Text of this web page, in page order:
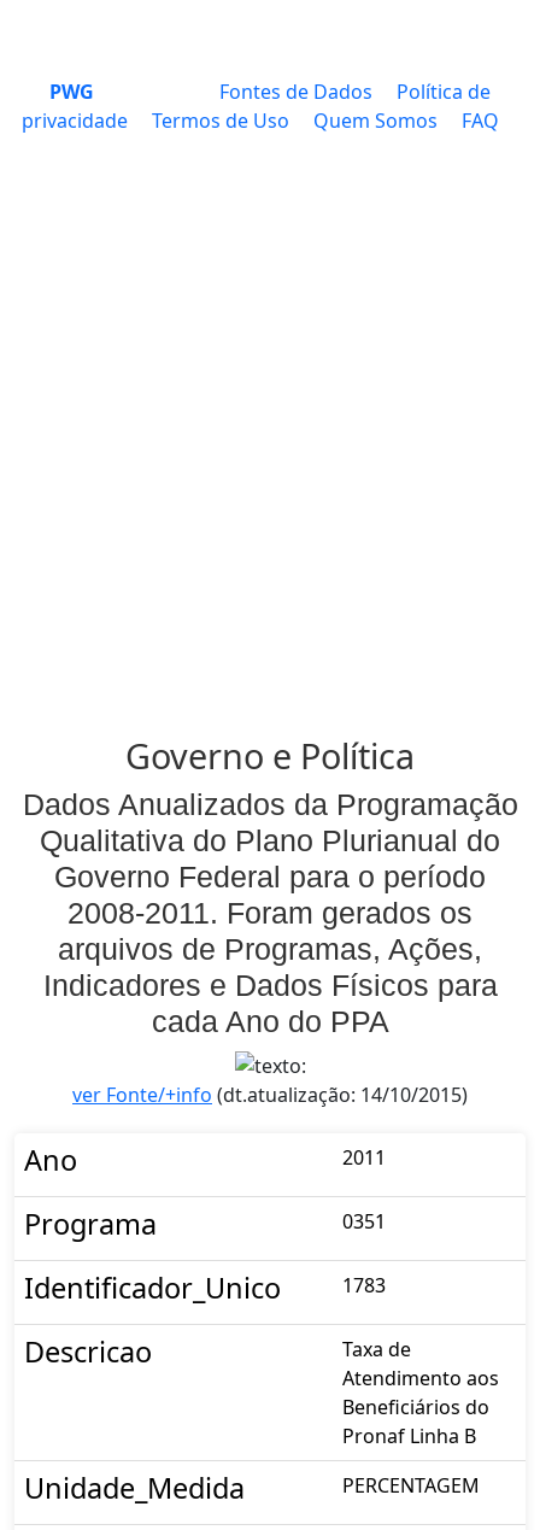
PWG Fontes de Dados
Política de
privacidade
Termos de Uso Quem Somos FAQ
Governo e Política
Dados Anualizados da Programação
Qualitativa do Plano Plurianual do
Governo Federal para o período
2008-2011. Foram gerados os
arquivos de Programas, Ações,
Indicadores e Dados Físicos para
cada Ano do PPA
ver Fonte/+info (dt.atualização: 14/10/2015)
Ano 2011
Programa 0351
Identificador_Unico 1783
Descricao
Taxa de
Atendimento aos
Beneficiários do
Pronaf Linha B
Unidade_Medida PERCENTAGEM